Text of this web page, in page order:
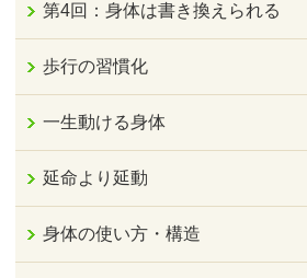
第4回：身体は書き換えられる
歩行の習慣化
一生動ける身体
延命より延動
身体の使い方・構造